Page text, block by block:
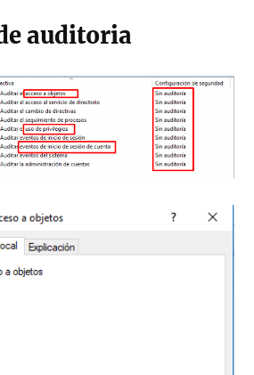
auditoria